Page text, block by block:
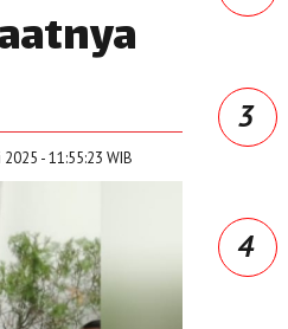
- 11:55:23 WIB
3
4